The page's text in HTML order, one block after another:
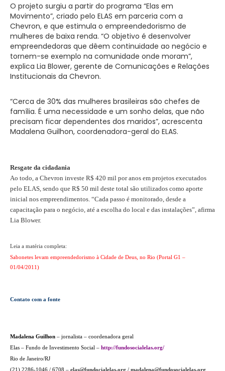
O projeto surgiu a partir do programa “Elas em
Movimento”, criado pelo ELAS em parceria com a
Chevron, e que estimula o empreendedorismo de
mulheres de baixa renda. “O objetivo é desenvolver
empreendedoras que dêem continuidade ao negócio e
tornem-se exemplo na comunidade onde moram”,
explica Lia Blower, gerente de Comunicações e Relações
Institucionais da Chevron.
“Cerca de 30% das mulheres brasileiras são chefes de
família. É uma necessidade e um sonho delas, que não
precisam ficar dependentes dos maridos”, acrescenta
Madalena Guilhon, coordenadora-geral do ELAS.
Resgate da cidadania
Ao todo, a Chevron investe R$ 420 mil por anos em projetos executados
pelo ELAS, sendo que R$ 50 mil deste total são utilizados como aporte
inicial nos empreendimentos. “Cada passo é monitorado, desde a
capacitação para o negócio, até a escolha do local e das instalações”, afirma
Lia Blower.
Leia a matéria completa:
Sabonetes levam empreendedorismo à Cidade de Deus, no Rio (Portal G1 –
01/04/2011)
Contato com a fonte
Madalena Guilhon – jornalista – coordenadora geral
Elas – Fundo de Investimento Social – http://fundosocialelas.org/
Rio de Janeiro/RJ
(21) 2286-1046 / 6708 – elas@fundocialelas.org / madalena@fundosocialelas.org